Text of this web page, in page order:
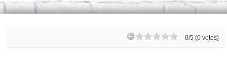
0/5 (0 votes)